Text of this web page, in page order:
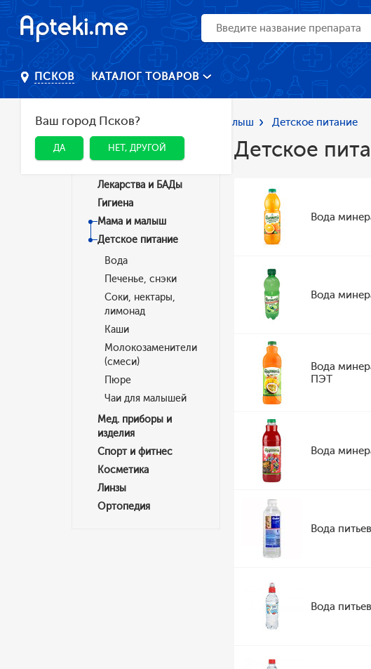
ПСКОВ
Ваш город Псков?
ДА НЕТ, ДРУГОЙ
КАТАЛОГ ТОВАРОВ
Главная Каталог Мама и малыш Детское питание
Категории
Лекарства и БАДы
Гигиена
Мама и малыш
Детское питание
Вода
Печенье, снэки
Соки, нектары,
лимонад
Каши
Молокозаменители
(смеси)
Пюре
Чаи для малышей
Мед. приборы и
изделия
Спорт и фитнес
Косметика
Линзы
Ортопедия
Детское
Вода
Вода
Вода
ПЭТ
Вода
Вода
Вода